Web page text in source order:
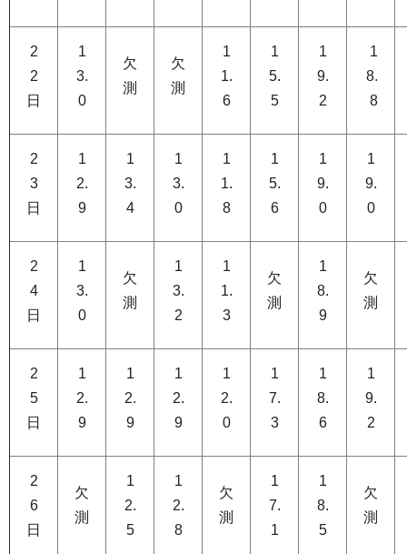
2
2
日
1
3.
0
欠
測
欠
測
1
1.
6
1
5.
5
1
9.
2
1
8.
8
2
3
日
1
2.
9
1
3.
4
1
3.
0
1
1.
8
1
5.
6
1
9.
0
1
9.
0
2
4
日
1
3.
0
欠
測
1
3.
2
1
1.
3
欠
測
1
8.
9
欠
測
2
5
日
1
2.
9
1
2.
9
1
2.
9
1
2.
0
1
7.
3
1
8.
6
1
9.
2
2
6
日
欠
測
1
2.
5
1
2.
8
欠
測
1
7.
1
1
8.
5
欠
測